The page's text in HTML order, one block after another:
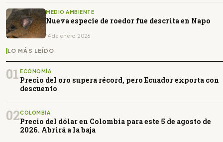
MEDIO AMBIENTE
Nueva especie de roedor fue descrita en Napo
14 de enero, 2026
LO MÁS LEÍDO
01 ECONOMÍA
Precio del oro supera récord, pero Ecuador exporta con
descuento
02COLOMBIA
Precio del dólar en Colombia para este 5 de agosto de
2026. Abrirá a la baja